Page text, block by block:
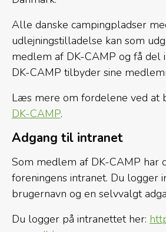
Alle danske campingpladser
udlejningstilladelse kan som
medlem af DK-CAMP og få del
DK-CAMP tilbyder sine
Læs mere om fordelene ved at
DK-CAMP.
Adgang til intranet
Som medlem af DK-CAMP har
foreningens intranet. Du logger
brugernavn og en selvvalgt
Du logger på intranettet her: